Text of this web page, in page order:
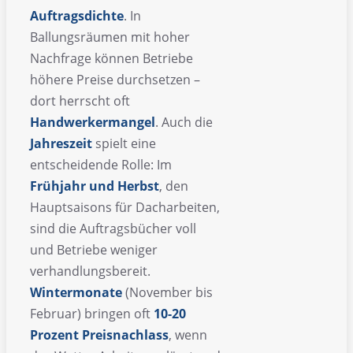
Auftragsdichte. In
Ballungsräumen mit hoher
Nachfrage können Betriebe
höhere Preise durchsetzen –
dort herrscht oft
Handwerkermangel. Auch die
Jahreszeit spielt eine
entscheidende Rolle: Im
Frühjahr und Herbst, den
Hauptsaisons für Dacharbeiten,
sind die Auftragsbücher voll
und Betriebe weniger
verhandlungsbereit.
Wintermonate(November bis
Februar) bringen oft 10-20
Prozent Preisnachlass, wenn